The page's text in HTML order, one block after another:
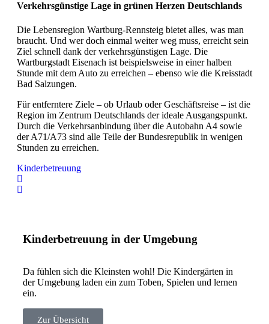
Verkehrsgünstige Lage in grünen Herzen Deutschlands
Die Lebensregion Wartburg-Rennsteig bietet alles, was man
braucht. Und wer doch einmal weiter weg muss, erreicht sein
Ziel schnell dank der verkehrsgünstigen Lage. Die
Wartburgstadt Eisenach ist beispielsweise in einer halben
Stunde mit dem Auto zu erreichen – ebenso wie die Kreisstadt
Bad Salzungen.
Für entferntere Ziele – ob Urlaub oder Geschäftsreise – ist die
Region im Zentrum Deutschlands der ideale Ausgangspunkt.
Durch die Verkehrsanbindung über die Autobahn A4 sowie
der A71/A73 sind alle Teile der Bundesrepublik in wenigen
Stunden zu erreichen.
Kinderbetreuung
Kinderbetreuung in der Umgebung
Da fühlen sich die Kleinsten wohl! Die Kindergärten in
der Umgebung laden ein zum Toben, Spielen und lernen
ein.
Zur Übersicht